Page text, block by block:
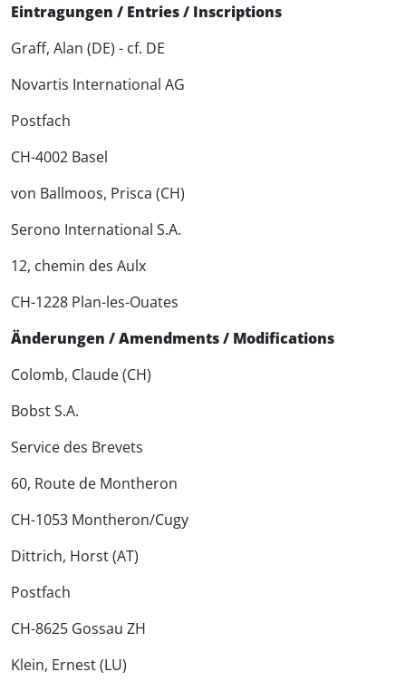
Eintragungen / Entries / Inscriptions
Graff, Alan (DE) - cf. DE
Novartis International AG
Postfach
CH-4002 Basel
von Ballmoos, Prisca (CH)
Serono International S.A.
12, chemin des Aulx
CH-1228 Plan-les-Ouates
Änderungen / Amendments / Modifications
Colomb, Claude (CH)
Bobst S.A.
Service des Brevets
60, Route de Montheron
CH-1053 Montheron/Cugy
Dittrich, Horst (AT)
Postfach
CH-8625 Gossau ZH
Klein, Ernest (LU)